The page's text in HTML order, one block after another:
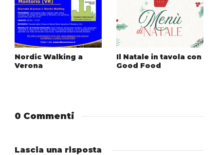
Nordic Walking a
Verona
Il Natale in tavola con
Good Food
0 Commenti
Lascia una risposta